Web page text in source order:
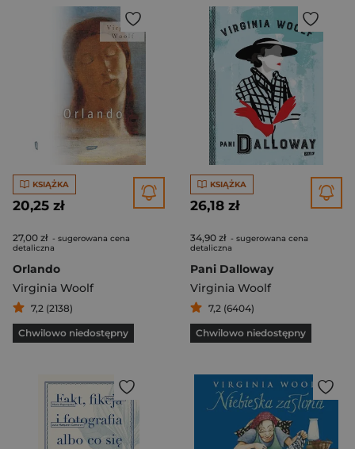
KSIĄŻKA
20,25 zł
27,00 zł - sugerowana cena
detaliczna
Orlando
Virginia Woolf
7,2 (2138)
Chwilowo niedostępny
KSIĄŻKA
26,18 zł
34,90 zł - sugerowana cena
detaliczna
Pani Dalloway
Virginia Woolf
7,2 (6404)
Chwilowo niedostępny